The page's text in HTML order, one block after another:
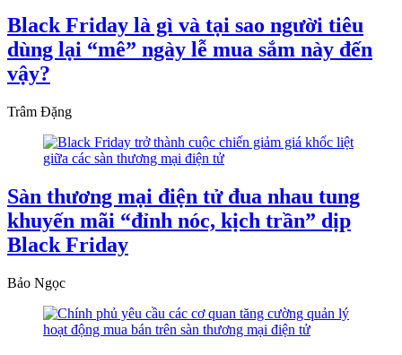
Black Friday là gì và tại sao người tiêu
dùng lại “mê” ngày lễ mua sắm này đến
vậy?
Trâm Đặng
Sàn thương mại điện tử đua nhau tung
khuyến mãi “đỉnh nóc, kịch trần” dịp
Black Friday
Bảo Ngọc